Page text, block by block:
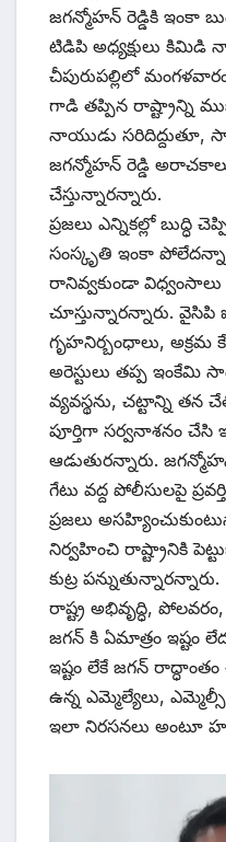
జగన్మోహన్ రెడ్డికి ఇంకా
టిడిపి అధ్యక్షులు కిమిడి
చీపురుపల్లిలో
గాడి తప్పిన రాష్ట్రాన్ని
నాయుడు సరిదిద్దుతూ,
జగన్మోహన్ రెడ్డి
చేస్తున్నారన్నారు.
ప్రజలు ఎన్నికల్లో బుద్ధి
సంస్కృతి ఇంకా
రానివ్వకుండా విధ్వంసాలు
చూస్తున్నారన్నారు.
గృహనిర్బంధాలు, అక్రమ
అరెస్టులు తప్ప ఇంకేమి
వ్యవస్థను, చట్టాన్ని తన
పూర్తిగా సర్వనాశనం చేసి
ఆడుతురన్నారు.
గేటు వద్ద పోలీసులపై
ప్రజలు
నిర్వహించి రాష్ట్రానికి
కుట్ర పన్నుతున్నారన్నారు.
రాష్ట్ర అభివృద్ధి,
జగన్ కి ఏమాత్రం ఇష్టం
ఇష్టం లేకే జగన్ రాద్ధాంతం
ఉన్న ఎమ్మెల్యేలు,
ఇలా నిరసనలు అంటూ